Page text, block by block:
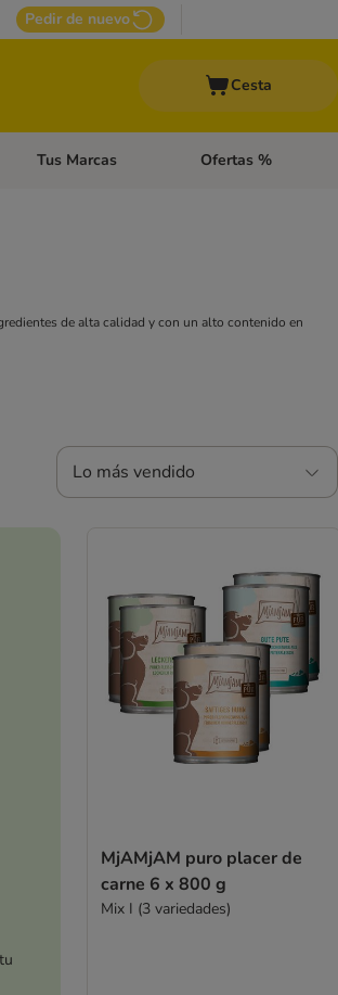
Pedir de nuevo
Cesta
Otros Animales
Menú de categoria abierto: Gama Vet.
Tus Marcas Menú de categoria
Ofertas %
de alta calidad y con un alto contenido en
Lo más vendido
MjAMjAM puro placer de
carne 6 x 800 g
Mix I (3 variedades)